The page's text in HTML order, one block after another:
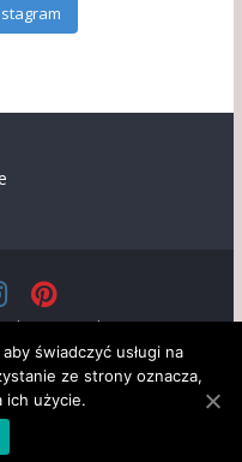
. Wszystkie prawa
ThemeGrill. Wspierane
mogli korzystać bez
naszej stronie.
świadczyć usługi na
ze strony oznacza,
ich użycie.